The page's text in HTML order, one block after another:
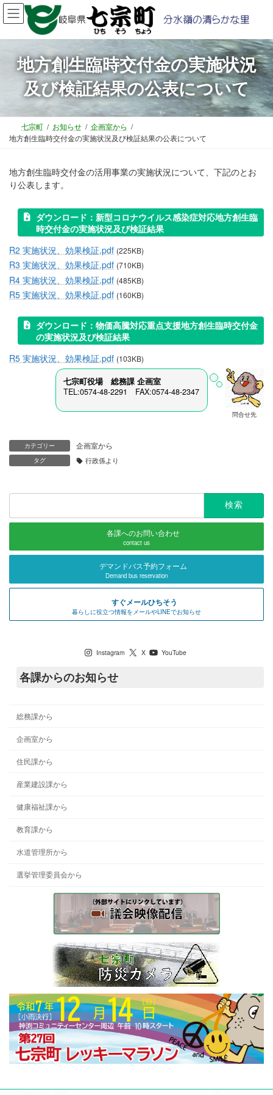
コ
ン
ナ
ビ
地方創生臨時交付金の実施状況
及び検証結果の公表について
七宗町 お知らせ
企画室から
地方創生臨時交付金の実施状況及び検証結果の公表について
地方創生臨時交付金の活用事業の実施状況について、下記のとお
り公表します。
ダウンロード：新型コロナウイルス感染症対応地方創生臨
時交付金の実施状況及び検証結果
R2 実施状況、効果検証.pdf (225KB)
R3 実施状況、効果検証.pdf (710KB)
R4 実施状況、効果検証.pdf (485KB)
R5 実施状況、効果検証.pdf (160KB)
ダウンロード：物価高騰対応重点支援地方創生臨時交付金
の実施状況及び検証結果
R5 実施状況、効果検証.pdf (103KB)
問合せ先
七宗町役場 総務課 企画室
TEL:0574-48-2291 FAX:0574-48-2347
カテゴリー 企画室から
タグ 行政係より
各課へのお問い合わせ
contact us
デマンドバス予約フォーム
Demand bus reservation
すぐメールひちそう
暮らしに役立つ情報をメールやLINEでお知らせ
Instagram X YouTube
各課からのお知らせ
総務課から
企画室から
住民課から
産業建設課から
健康福祉課から
教育課から
水道管理所から
選挙管理委員会から